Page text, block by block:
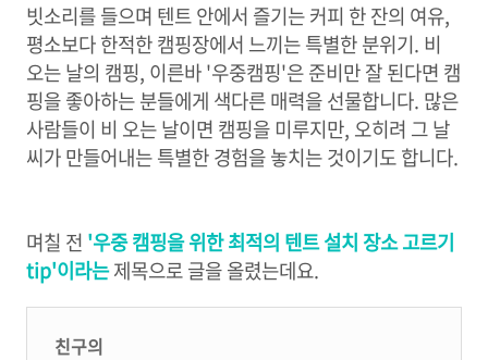
빗소리를 들으며 텐트 안에서 즐기는 커피 한 잔의 여유,
평소보다 한적한 캠핑장에서 느끼는 특별한 분위기. 비
오는 날의 캠핑, 이른바 '우중캠핑'은 준비만 잘 된다면 캠
핑을 좋아하는 분들에게 색다른 매력을 선물합니다. 많은
사람들이 비 오는 날이면 캠핑을 미루지만, 오히려 그 날
씨가 만들어내는 특별한 경험을 놓치는 것이기도 합니다.
며칠 전 '우중 캠핑을 위한 최적의 텐트 설치 장소 고르기
tip'이라는제목으로 글을 올렸는데요.
친구의